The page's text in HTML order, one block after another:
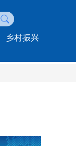
乡村振兴